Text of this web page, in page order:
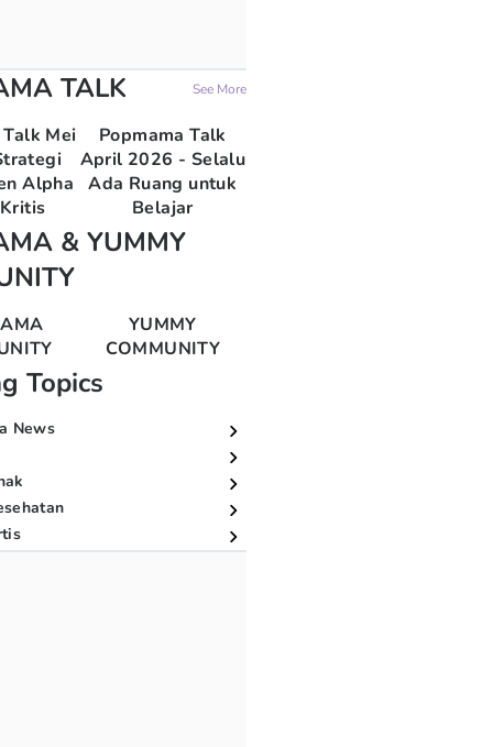
TALK See More
Mei
Alpha
Popmama Talk
April 2026 - Selalu
Ada Ruang untuk
Belajar
& YUMMY
YUMMY
COMMUNITY
Topics
News